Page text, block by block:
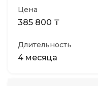
Цена
385 800 ₸
Длительность
4 месяца